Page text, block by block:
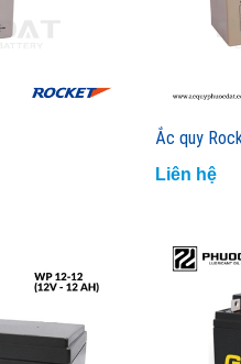
Ắc quy
Liên hệ